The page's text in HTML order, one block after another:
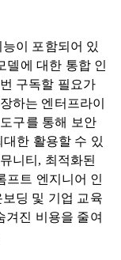
이 포함되어 있
델에 대한 통합 인
구독할 필요가
하는 엔터프라이
구를 통해 보안
한 활용할 수 있
니티, 최적화된
프트 엔지니어 인
딩 및 기업 교육
겨진 비용을 줄여